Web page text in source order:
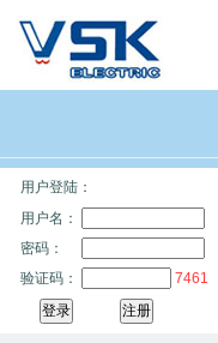
用户登陆：
用户名：
密码：
验证码：
7461